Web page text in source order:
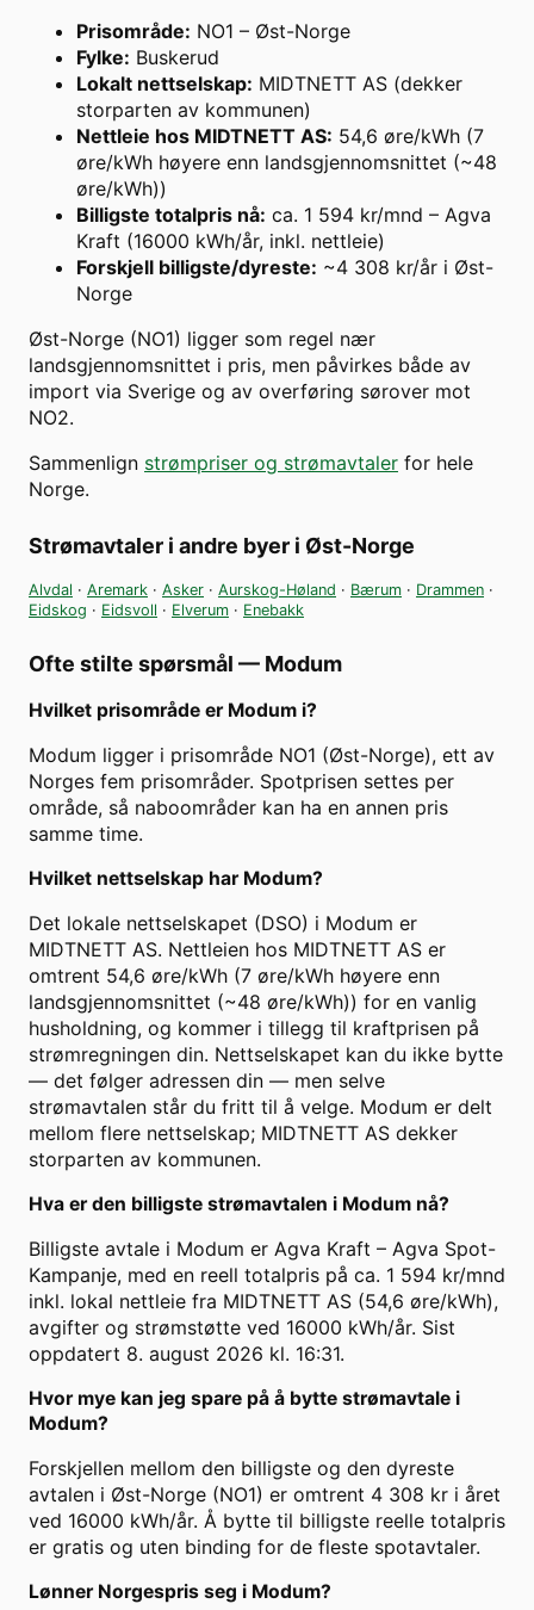
Prisområde: NO1 – Øst-Norge
Fylke: Buskerud
Lokalt nettselskap: MIDTNETT AS (dekker
storparten av kommunen)
Nettleie hos MIDTNETT AS: 54,6 øre/kWh (7
øre/kWh høyere enn landsgjennomsnittet (~48
øre/kWh))
Billigste totalpris nå: ca. 1 594 kr/mnd – Agva
Kraft (16000 kWh/år, inkl. nettleie)
Forskjell billigste/dyreste: ~4 308 kr/år i Øst-
Norge
Øst-Norge (NO1) ligger som regel nær
landsgjennomsnittet i pris, men påvirkes både av
import via Sverige og av overføring sørover mot
NO2.
Sammenlign strømpriser og strømavtaler for hele
Norge.
Strømavtaler i andre byer i Øst-Norge
Alvdal · Aremark · Asker · Aurskog-Høland · Bærum · Drammen ·
Eidskog · Eidsvoll · Elverum · Enebakk
Ofte stilte spørsmål — Modum
Hvilket prisområde er Modum i?
Modum ligger i prisområde NO1 (Øst-Norge), ett av
Norges fem prisområder. Spotprisen settes per
område, så naboområder kan ha en annen pris
samme time.
Hvilket nettselskap har Modum?
Det lokale nettselskapet (DSO) i Modum er
MIDTNETT AS. Nettleien hos MIDTNETT AS er
omtrent 54,6 øre/kWh (7 øre/kWh høyere enn
landsgjennomsnittet (~48 øre/kWh)) for en vanlig
husholdning, og kommer i tillegg til kraftprisen på
strømregningen din. Nettselskapet kan du ikke bytte
— det følger adressen din — men selve
strømavtalen står du fritt til å velge. Modum er delt
mellom flere nettselskap; MIDTNETT AS dekker
storparten av kommunen.
Hva er den billigste strømavtalen i Modum nå?
Billigste avtale i Modum er Agva Kraft – Agva Spot-
Kampanje, med en reell totalpris på ca. 1 594 kr/mnd
inkl. lokal nettleie fra MIDTNETT AS (54,6 øre/kWh),
avgifter og strømstøtte ved 16000 kWh/år. Sist
oppdatert 8. august 2026 kl. 16:31.
Hvor mye kan jeg spare på å bytte strømavtale i
Modum?
Forskjellen mellom den billigste og den dyreste
avtalen i Øst-Norge (NO1) er omtrent 4 308 kr i året
ved 16000 kWh/år. Å bytte til billigste reelle totalpris
er gratis og uten binding for de fleste spotavtaler.
Lønner Norgespris seg i Modum?